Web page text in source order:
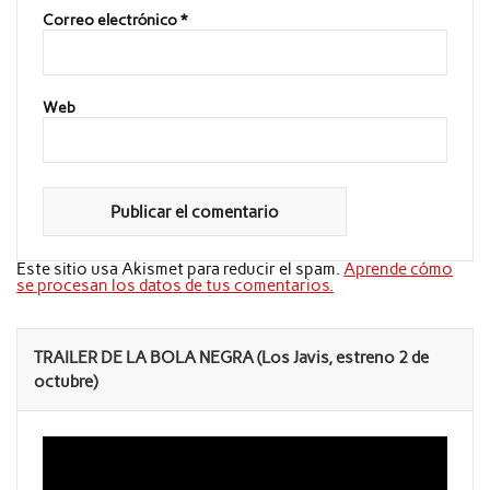
Correo electrónico*
Web
Este sitio usa Akismet para reducir el spam.Aprende cómo
se procesan los datos de tus comentarios.
TRAILER DE LA BOLA NEGRA (Los Javis, estreno 2 de
octubre)
Reproductor